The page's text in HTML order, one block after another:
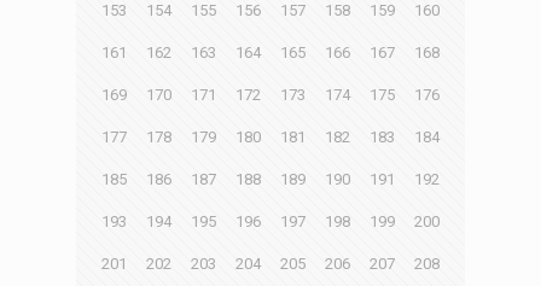
153 154 155 156 157 158 159 160
161 162 163 164 165 166 167 168
169 170 171 172 173 174 175 176
177 178 179 180 181 182 183 184
185 186 187 188 189 190 191 192
193 194 195 196 197 198 199 200
201 202 203 204 205 206 207 208